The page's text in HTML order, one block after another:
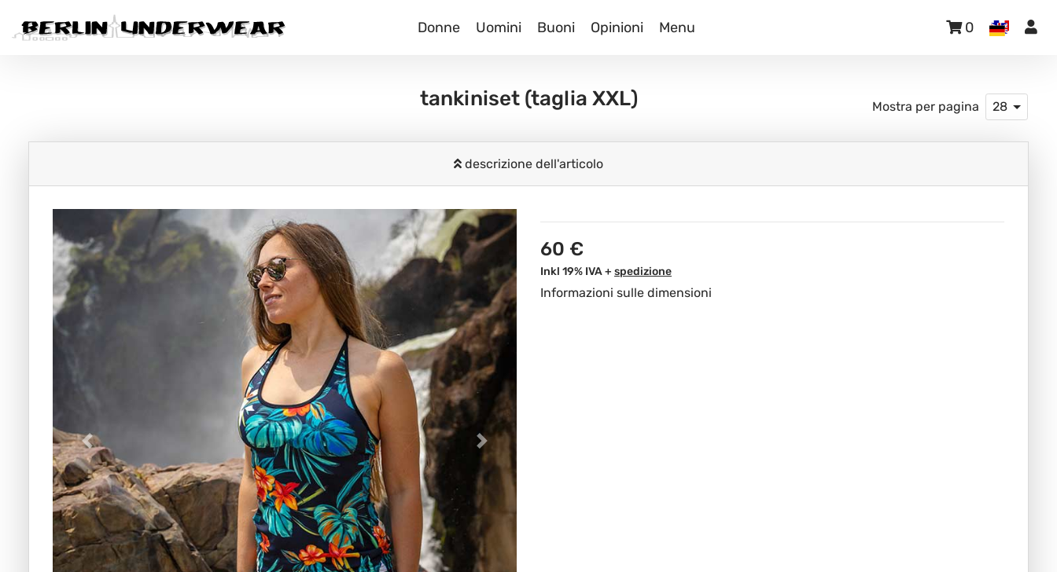
Donne Uomini Buoni Opinioni Menu 0
tankiniset (taglia XXL) Mostra per pagina 28
descrizione dell'articolo
60 €
Inkl 19% IVA + spedizione
Informazioni sulle dimensioni